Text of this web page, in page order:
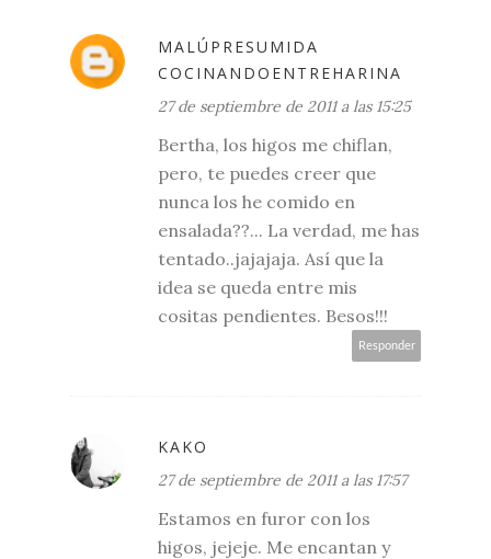
MALÚPRESUMIDA
COCINANDOENTREHARINA
27 de septiembre de 2011 a las 15:25
Bertha, los higos me chiflan,
pero, te puedes creer que
nunca los he comido en
ensalada??... La verdad, me has
tentado..jajajaja. Así que la
idea se queda entre mis
cositas pendientes. Besos!!!
Responder
KAKO
27 de septiembre de 2011 a las 17:57
Estamos en furor con los
higos, jejeje. Me encantan y